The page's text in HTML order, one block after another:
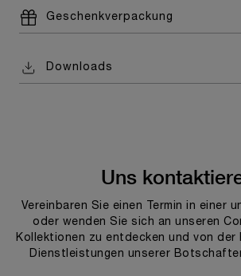
Geschenkverpackung
Downloads
Uns
Vereinbaren Sie einen Termin in einer
oder wenden Sie sich an unseren
Kollektionen zu entdecken und von der
Dienstleistungen unserer